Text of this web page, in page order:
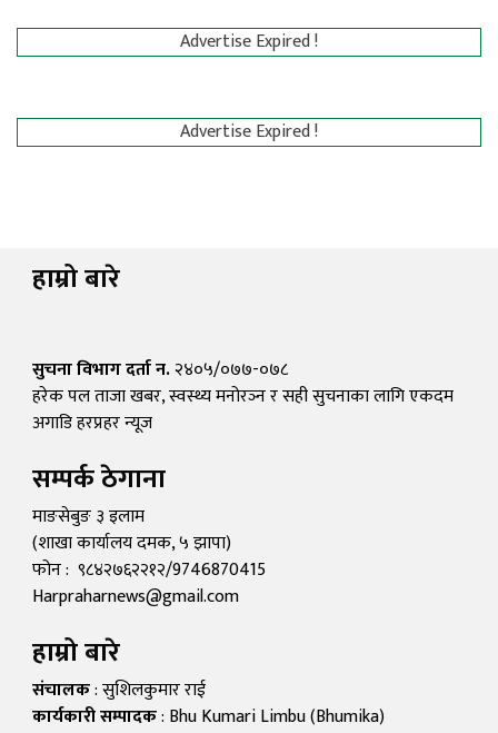
Advertise Expired !
Advertise Expired !
हाम्रो बारे
सुचना विभाग दर्ता न.२४०५/०७७-०७८
हरेक पल ताजा खबर, स्वस्थ्य मनोरञ्न र सही सुचनाका लागि एकदम
अगाडि हरप्रहर न्यूज
सम्पर्क ठेगाना
माङसेबुङ ३ इलाम
(शाखा कार्यालय दमक, ५ झापा)
फोन : ९८४२७६२२१२/9746870415
Harpraharnews@gmail.com
हाम्रो बारे
संचालक: सुशिलकुमार राई
कार्यकारी सम्पादक: Bhu Kumari Limbu (Bhumika)